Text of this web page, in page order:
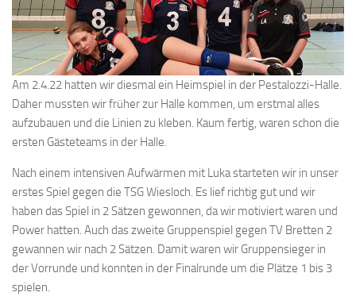
Am 2.4.22 hatten wir diesmal ein Heimspiel in der Pestalozzi-Halle.
Daher mussten wir früher zur Halle kommen, um erstmal alles
aufzubauen und die Linien zu kleben. Kaum fertig, waren schon die
ersten Gästeteams in der Halle.
Nach einem intensiven Aufwärmen mit Luka starteten wir in unser
erstes Spiel gegen die TSG Wiesloch. Es lief richtig gut und wir
haben das Spiel in 2 Sätzen gewonnen, da wir motiviert waren und
Power hatten. Auch das zweite Gruppenspiel gegen TV Bretten 2
gewannen wir nach 2 Sätzen. Damit waren wir Gruppensieger in
der Vorrunde und konnten in der Finalrunde um die Plätze 1 bis 3
spielen.